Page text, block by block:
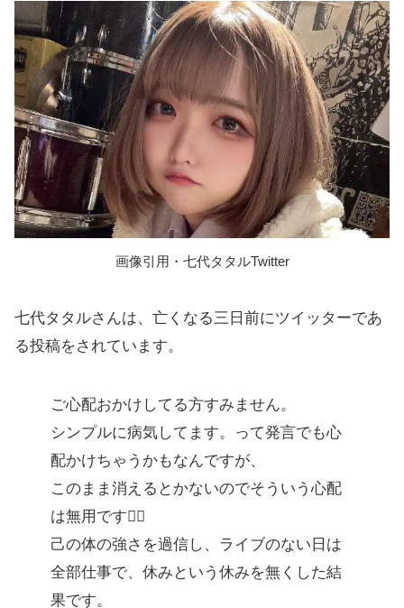
画像引用・七代タタルTwitter
七代タタルさんは、亡くなる三日前にツイッターであ
る投稿をされています。
ご心配おかけしてる方すみません。
シンプルに病気してます。って発言でも心
配かけちゃうかもなんですが、
このまま消えるとかないのでそういう心配
は無用です🙆‍♀️
己の体の強さを過信し、ライブのない日は
全部仕事で、休みという休みを無くした結
果です。